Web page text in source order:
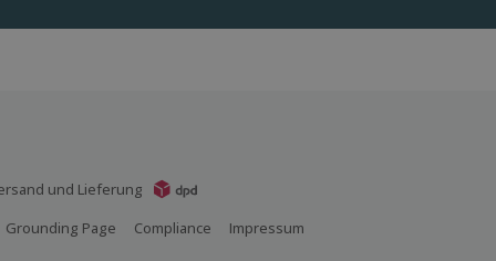
und Lieferung
Grounding Page Compliance Impressum